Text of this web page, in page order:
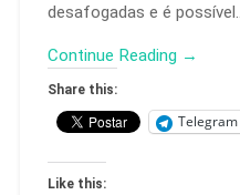
desafogadas e é
Continue Reading →
Share this:
Telegram
Like this: